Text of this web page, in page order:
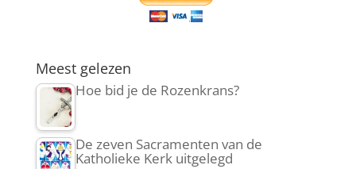
Meest gelezen
Hoe bid je de Rozenkrans?
De zeven Sacramenten van de
Katholieke Kerk uitgelegd